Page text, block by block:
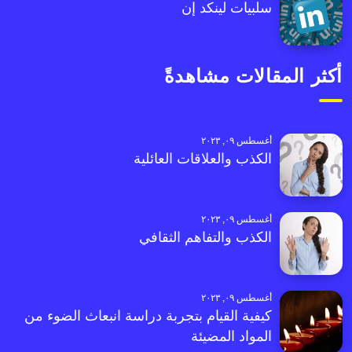
سلبيات لينكد إن
أكثر المقالات مشاهدةً
أغسطس ٠٩, ٢٠٢٣
الكذب والعلاقات العائلية
أغسطس ٠٩, ٢٠٢٣
الكذب والتفاهم الثقافي
أغسطس ٠٩, ٢٠٢٣
كيفية القيام بتجربة دراسة انبعاث الضوء من
المواد المضيئة